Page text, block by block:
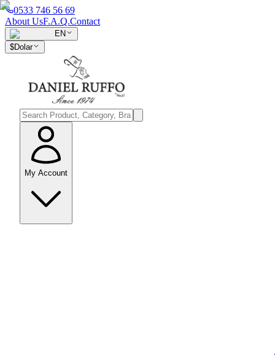
0533 746 56 69
About UsF.A.Q.Contact
EN
$Dolar
My Account